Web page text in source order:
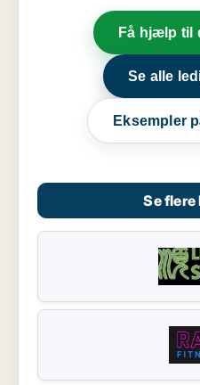
Få hjælp til
Se alle
Eksempler
Se flere